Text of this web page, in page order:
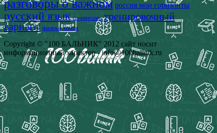
разговоры о важном россия мои горизонты
русский язык сочинение тренировочный
вариант физика химия
Copyright © "100 БАЛЬНИК" 2012 сайт носит
информационный характер - info@100ballnik.ru